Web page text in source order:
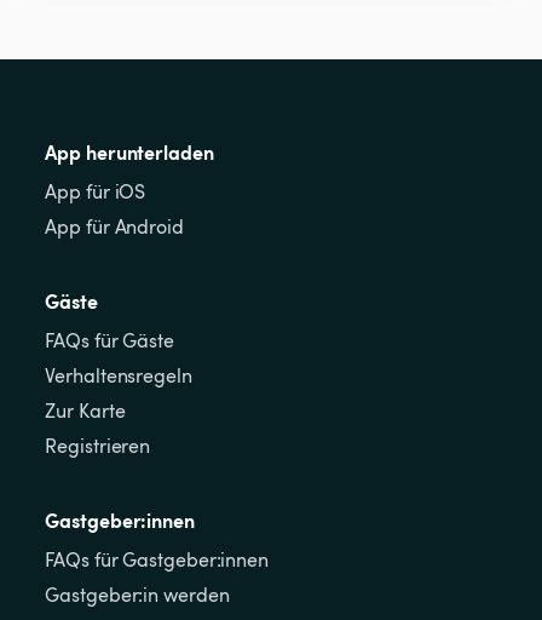
App herunterladen
App für iOS
App für Android
Gäste
FAQs für Gäste
Verhaltensregeln
Zur Karte
Registrieren
Gastgeber:innen
FAQs für Gastgeber:innen
Gastgeber:in werden